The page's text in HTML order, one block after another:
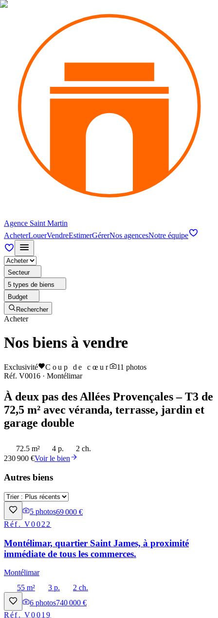
Agence Saint Martin
AcheterLouerVendreEstimerGérerNos agencesNotre équipe
Secteur
5 types de biens
Budget
Rechercher
Acheter
Nos biens à vendre
Exclusivité Coup de cœur 11 photos
Réf. V0016 · Montélimar
À deux pas des Allées Provençales – T3 de
72,5 m² avec véranda, terrasse, jardin et
garage double
72.5 m² 4 p.
2 ch.
230 900 €Voir le bien
Autres biens
5 photos69 000 €
Réf.V0022
Montélimar, quartier Saint James, à proximité
immédiate de tous les commerces.
Montélimar
55 m²
3 p.
2 ch.
6 photos740 000 €
Réf.V0019